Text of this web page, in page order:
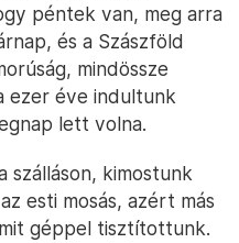
péntek van, meg arra
és a Szászföld
mindössze
ezer éve indultunk
lett volna.
szálláson, kimostunk
esti mosás, azért más
géppel tisztítottunk.